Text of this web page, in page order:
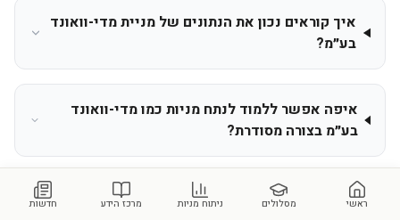
איך קוראים נכון את הנתונים של מניית מדי-וואונד
בע״מ?
איפה אפשר ללמוד לנתח מניות כמו מדי-וואונד
בע״מ בצורה מסודרת?
האם המידע על מדי-וואונד בע״מ מהווה המלצתראשי מסלולים ניתוח מניות מרכז הידע חדשות